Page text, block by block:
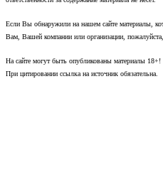
Если Вы обнаружили на нашем сайте материалы,
Вам, Вашей компании или организации,
На сайте могут быть опубликованы материалы 18+!
При цитировании ссылка на источник обязательна.